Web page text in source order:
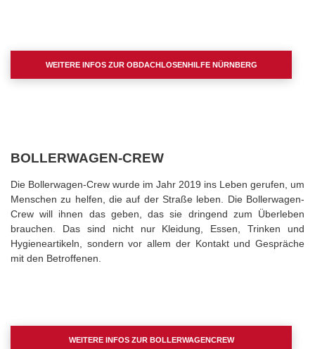
WEITERE INFOS ZUR OBDACHLOSENHILFE NÜRNBERG
BOLLERWAGEN-CREW
Die Bollerwagen-Crew wurde im Jahr 2019 ins Leben gerufen, um
Menschen zu helfen, die auf der Straße leben. Die Bollerwagen-
Crew will ihnen das geben, das sie dringend zum Überleben
brauchen. Das sind nicht nur Kleidung, Essen, Trinken und
Hygieneartikeln, sondern vor allem der Kontakt und Gespräche
mit den Betroffenen.
WEITERE INFOS ZUR BOLLERWAGENCREW